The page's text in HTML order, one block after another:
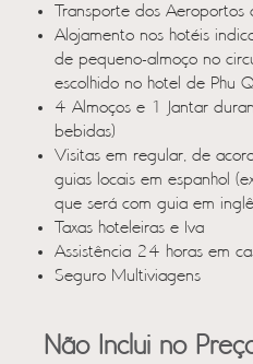
Transporte dos Aeroportos
Alojamento nos hotéis
de pequeno-almoço no
escolhido no hotel de Phu
4 Almoços e 1 Jantar
bebidas)
Visitas em regular, de
guias locais em espanhol
que será com guia em
Taxas hoteleiras e Iva
Assistência 24 horas em
Seguro Multiviagens
Não Inclui no